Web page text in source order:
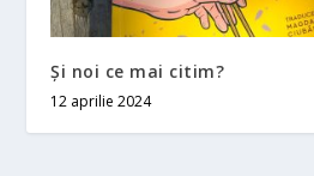
Și noi ce mai citim?
12 aprilie 2024